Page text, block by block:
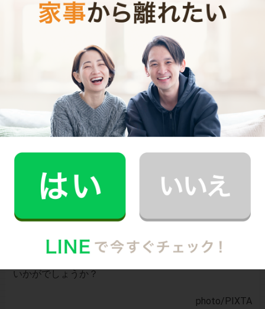
初詣は、神社と寺院のどちらにお参りするにしても過ご
した一年への感謝と、新年を平穏無事に過ごせるよう祈
願するということが大切です。
感謝の気持ちや敬虔な気持ちを忘れずに、厳かな気持ち
で参拝させていただくようにしましょう。今年の初詣
は、正式なマナーを守って美しい作法で参拝してみては
いかがでしょうか？
photo/PIXTA